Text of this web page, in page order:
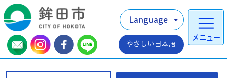
メニュー
Language
やさしい日本語